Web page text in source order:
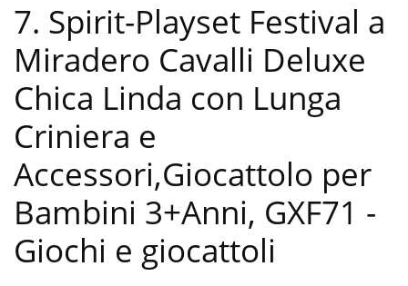
7. Spirit-Playset Festival a
Miradero Cavalli Deluxe
Chica Linda con Lunga
Criniera e
Accessori,Giocattolo per
Bambini 3+Anni, GXF71 -
Giochi e giocattoli